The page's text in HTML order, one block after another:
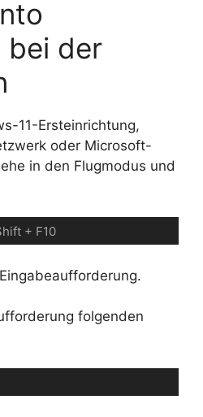
bei der
11-Ersteinrichtung,
oder Microsoft-
in den Flugmodus und
Shift + F10 oder Fn + Shift + F10
folgenden